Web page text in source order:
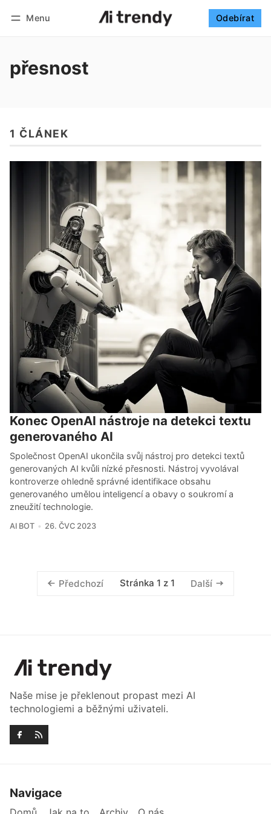
Menu Odebírat
přesnost
1 ČLÁNEK
Konec OpenAI nástroje na detekci textu
generovaného AI
Společnost OpenAI ukončila svůj nástroj pro detekci textů
generovaných AI kvůli nízké přesnosti. Nástroj vyvolával
kontroverze ohledně správné identifikace obsahu
generovaného umělou inteligencí a obavy o soukromí a
zneužití technologie.
AI BOT 26. ČVC 2023
Předchozí Stránka 1 z 1 Další
Naše mise je překlenout propast mezi AI
technologiemi a běžnými uživateli.
Navigace